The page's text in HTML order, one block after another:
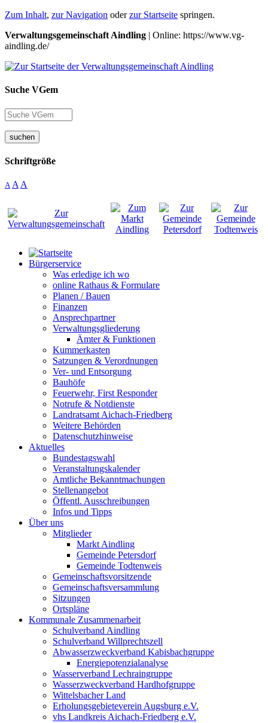
Zum Inhalt, zur Navigation oderzur Startseite springen.
Verwaltungsgemeinschaft Aindling | Online: https://www.vg-
aindling.de/
Suche VGem
suchen
Schriftgröße
A A A
Bürgerservice
Was erledige ich wo
online Rathaus & Formulare
Planen / Bauen
Finanzen
Ansprechpartner
Verwaltungsgliederung
Ämter & Funktionen
Kummerkasten
Satzungen & Verordnungen
Ver- und Entsorgung
Bauhöfe
Feuerwehr, First Responder
Notrufe & Notdienste
Landratsamt Aichach-Friedberg
Weitere Behörden
Datenschutzhinweise
Aktuelles
Bundestagswahl
Veranstaltungskalender
Amtliche Bekanntmachungen
Stellenangebot
Öffentl. Ausschreibungen
Infos und Tipps
Über uns
Mitglieder
Markt Aindling
Gemeinde Petersdorf
Gemeinde Todtenweis
Gemeinschaftsvorsitzende
Gemeinschaftsversammlung
Sitzungen
Ortspläne
Kommunale Zusammenarbeit
Schulverband Aindling
Schulverband Willprechtszell
Abwasserzweckverband Kabisbachgruppe
Energiepotenzialanalyse
Wasserverband Lechraingruppe
Wasserzweckverband Hardhofgruppe
Wittelsbacher Land
Erholungsgebieteverein Augsburg e.V.
vhs Landkreis Aichach-Friedberg e.V.